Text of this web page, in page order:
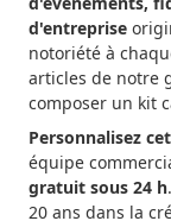
d'entreprise
notoriété à
articles de notre
composer un kit
Personnalisez
équipe
gratuit sous 24 h
20 ans dans la